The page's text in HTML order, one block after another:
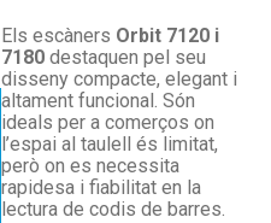
Els escàners Orbit 7120 i
7180 destaquen pel seu
disseny compacte, elegant i
altament funcional. Són
ideals per a comerços on
l’espai al taulell és limitat,
però on es necessita
rapidesa i fiabilitat en la
lectura de codis de barres.